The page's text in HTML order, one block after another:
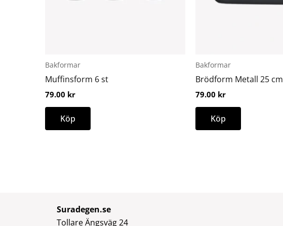
Bakformar
Muffinsform 6 st
79.00 kr
Köp
Bakformar
Brödform Metall 25 cm
79.00 kr
Köp
Suradegen.se
Tollare Ängsväg 24